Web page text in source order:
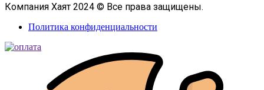
Компания Хаят 2024 © Все права защищены.
Политика конфиденциальности